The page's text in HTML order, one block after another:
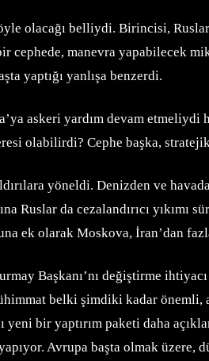
olacağı belliydi. Birincisi,
cephede, manevra yapabilecek
yaptığı yanlışa benzerdi.
askeri yardım devam
olabilirdi? Cephe başka,
yöneldi. Denizden ve
Ruslar da cezalandırıcı
ek olarak Moskova, İran’dan
Başkanı’nı değiştirme
belki şimdiki kadar
bir yaptırım paketi daha
Avrupa başta olmak üzere,